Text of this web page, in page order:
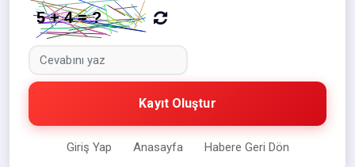
Kayıt Oluştur
Giriş Yap Anasayfa Habere Geri Dön